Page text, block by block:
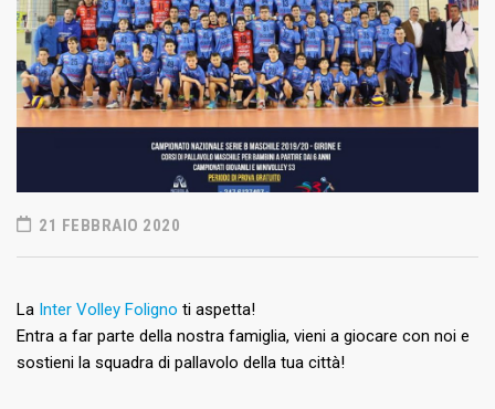
21 FEBBRAIO 2020
La Inter Volley Foligno ti aspetta!
Entra a far parte della nostra famiglia, vieni a giocare con noi e
sostieni la squadra di pallavolo della tua città!